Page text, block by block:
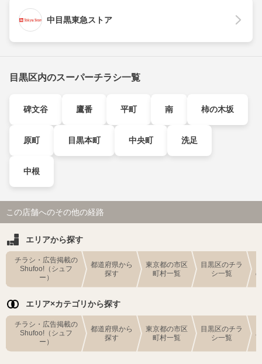
中目黒東急ストア
目黒区内のスーパーチラシ一覧
碑文谷 鷹番 平町 南 柿の木坂
原町 目黒本町 中央町 洗足
中根
この店舗へのその他の経路
エリアから探す
チラシ・広告掲載の
Shufoo!（シュフ
ー）
都道府県から
探す
東京都の市区
町村一覧
目黒区のチラ
シ一覧
エリア×カテゴリから探す
チラシ・広告掲載の
Shufoo!（シュフ
ー）
都道府県から
探す
東京都の市区
町村一覧
目黒区のチラ
シ一覧